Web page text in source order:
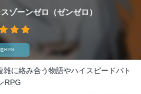
ゾーンゼロ（ゼンゼロ）
RPG
雑に絡み合う物語やハイスピードバト
RPG